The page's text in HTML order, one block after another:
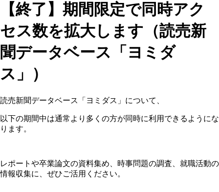
【終了】期間限定で同時アク
セス数を拡大します（読売新
聞データベース「ヨミダ
ス」）
読売新聞データベース「ヨミダス」について、
以下の期間中は通常より多くの方が同時に利用できるようにな
ります。
レポートや卒業論文の資料集め、時事問題の調査、就職活動の
情報収集に、ぜひご活用ください。